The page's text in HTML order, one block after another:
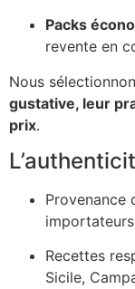
Packs
revente en
Nous
gustative, leur
prix.
Provenance
Recettes
Sicile,